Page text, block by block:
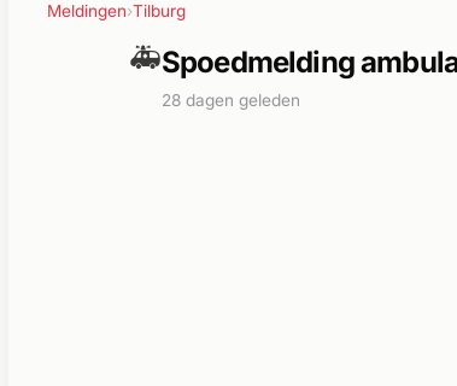
Meldingen›Tilburg
🚑Spoedmelding
28 dagen geleden